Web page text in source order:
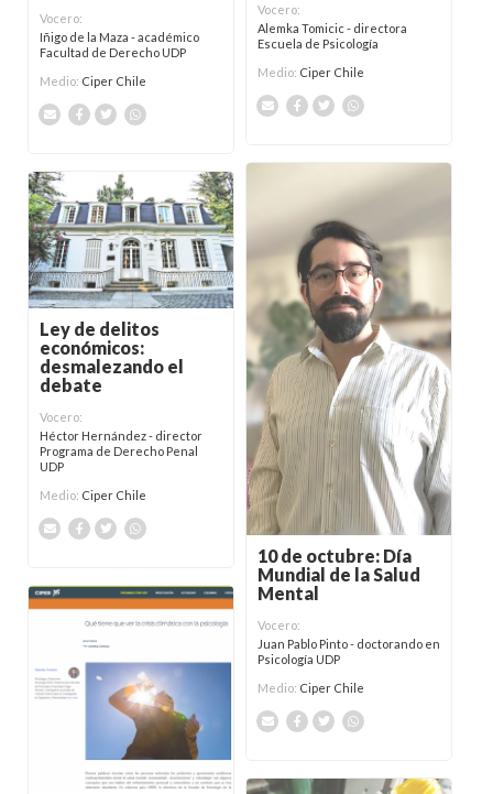
Vocero:
Iñigo de la Maza - académico
Facultad de Derecho UDP
Medio: Ciper Chile
Vocero:
Alemka Tomicic - directora
Escuela de Psicología
Medio: Ciper Chile
10 de octubre: Día
Mundial de la Salud
Mental
Vocero:
Juan Pablo Pinto - doctorando en
Psicología UDP
Medio: Ciper Chile
Ley de delitos
económicos:
desmalezando el
debate
Vocero:
Héctor Hernández - director
Programa de Derecho Penal
UDP
Medio: Ciper Chile